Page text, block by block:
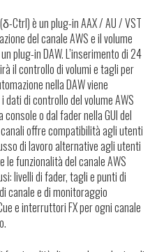
Ctrl) è un plug-in AAX / AU / VST
del canale AWS e il volume
plug-in DAW.L’inserimento di 24
il controllo di volumi e tagli per
nella DAW viene
di controllo del volume AWS
o dal fader nella GUI del
offre compatibilità agli utenti
di lavoro alternative agli utenti
le funzionalità del canale AWS
livelli di fader, tagli e punti di
canale e di monitoraggio
e interruttori FX per ogni canale